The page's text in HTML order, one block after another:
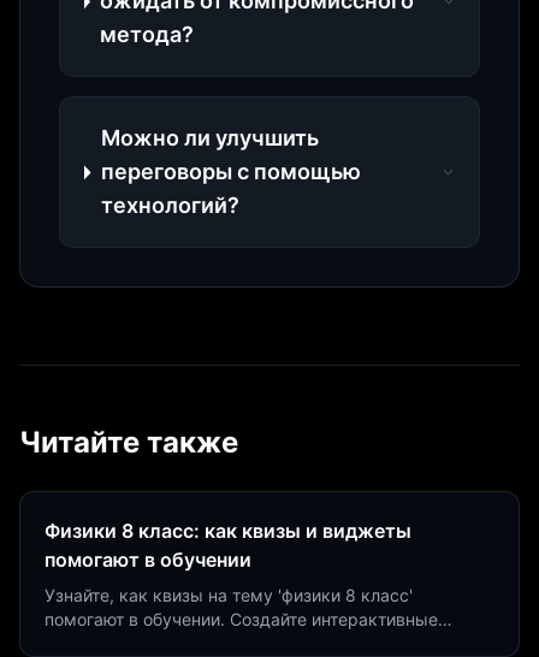
метода?
Можно ли улучшить
переговоры с помощью
технологий?
Читайте также
Физики 8 класс: как квизы и виджеты
помогают в обучении
Узнайте, как квизы на тему 'физики 8 класс'
помогают в обучении. Создайте интерактивные